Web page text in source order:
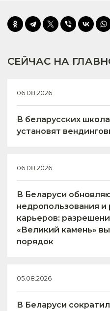
СЕЙЧАС НА
06.08.2026
В беларусских
установят
06.08.2026
В Беларуси
недропользования и
карьеров:
«Великий камень»
порядок
05.08.2026
В Беларуси